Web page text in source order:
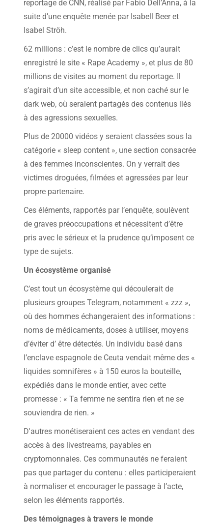
reportage de CNN, réalisé par Fabio Dell’Anna, à la
suite d’une enquête menée par Isabell Beer et
Isabel Ströh.
62 millions : c’est le nombre de clics qu’aurait
enregistré le site « Rape Academy », et plus de 80
millions de visites au moment du reportage. Il
s’agirait d’un site accessible, et non caché sur le
dark web, où seraient partagés des contenus liés
à des agressions sexuelles.
Plus de 20000 vidéos y seraient classées sous la
catégorie « sleep content », une section consacrée
à des femmes inconscientes. On y verrait des
victimes droguées, filmées et agressées par leur
propre partenaire.
Ces éléments, rapportés par l’enquête, soulèvent
de graves préoccupations et nécessitent d’être
pris avec le sérieux et la prudence qu’imposent ce
type de sujets.
Un écosystème organisé
C’est tout un écosystème qui découlerait de
plusieurs groupes Telegram, notamment « zzz »,
où des hommes échangeraient des informations :
noms de médicaments, doses à utiliser, moyens
d’éviter d’ être détectés. Un individu basé dans
l’enclave espagnole de Ceuta vendait même des «
liquides somnifères » à 150 euros la bouteille,
expédiés dans le monde entier, avec cette
promesse : « Ta femme ne sentira rien et ne se
souviendra de rien. »
D'autres monétiseraient ces actes en vendant des
accès à des livestreams, payables en
cryptomonnaies. Ces communautés ne feraient
pas que partager du contenu : elles participeraient
à normaliser et encourager le passage à l’acte,
selon les éléments rapportés.
Des témoignages à travers le monde